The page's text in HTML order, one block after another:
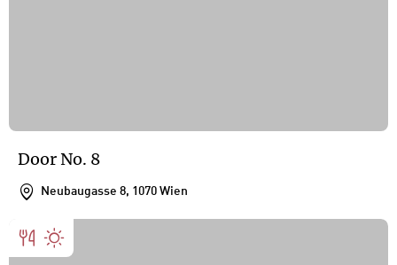
Door No. 8
Neubaugasse 8, 1070 Wien